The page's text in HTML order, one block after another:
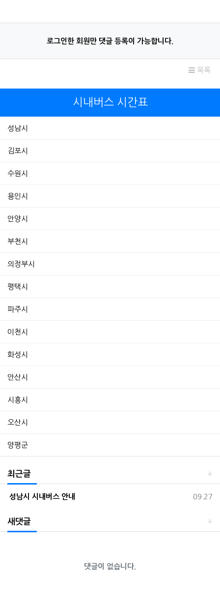
로그인한 회원만 댓글 등록이 가능합니다.
목록
시내버스 시간표
성남시
김포시
수원시
용인시
안양시
부천시
의정부시
평택시
파주시
이천시
화성시
안산시
시흥시
오산시
양평군
최근글
등록일
09.27
성남시 시내버스 안내
새댓글
댓글이 없습니다.